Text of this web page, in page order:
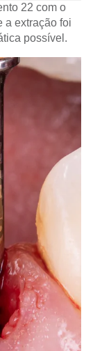
22 com o
a extração foi
possível.